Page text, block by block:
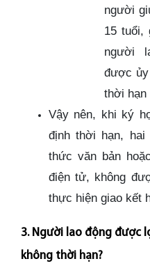
người
15 tuổi,
người
được
thời hạn
Vậy nên, khi ký
định thời hạn,
thức văn bản
điện tử, không
thực hiện giao kết
3. Người lao động được
không thời hạn?